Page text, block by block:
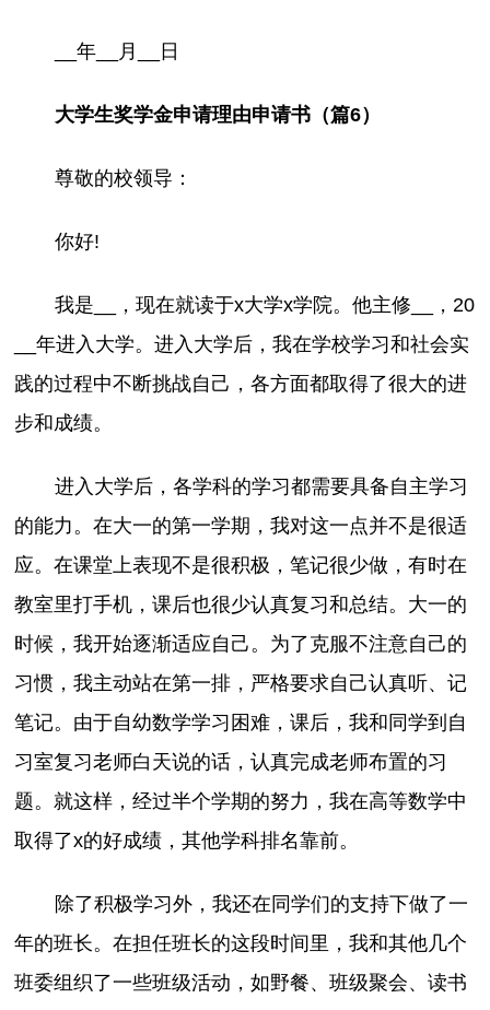
__年__月__日
大学生奖学金申请理由申请书（篇6）
尊敬的校领导：
你好!
我是__，现在就读于x大学x学院。他主修__，20
__年进入大学。进入大学后，我在学校学习和社会实
践的过程中不断挑战自己，各方面都取得了很大的进
步和成绩。
进入大学后，各学科的学习都需要具备自主学习
的能力。在大一的第一学期，我对这一点并不是很适
应。在课堂上表现不是很积极，笔记很少做，有时在
教室里打手机，课后也很少认真复习和总结。大一的
时候，我开始逐渐适应自己。为了克服不注意自己的
习惯，我主动站在第一排，严格要求自己认真听、记
笔记。由于自幼数学学习困难，课后，我和同学到自
习室复习老师白天说的话，认真完成老师布置的习
题。就这样，经过半个学期的努力，我在高等数学中
取得了x的好成绩，其他学科排名靠前。
除了积极学习外，我还在同学们的支持下做了一
年的班长。在担任班长的这段时间里，我和其他几个
班委组织了一些班级活动，如野餐、班级聚会、读书